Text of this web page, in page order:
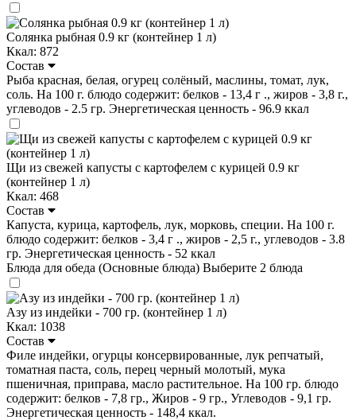
Солянка рыбная 0.9 кг (контейнер 1 л)
Ккал: 872
Состав
Рыба красная, белая, огурец солёный, маслины, томат, лук,
соль. На 100 г. блюдо содержит: белков - 13,4 г ., жиров - 3,8 г.,
углеводов - 2.5 гр. Энергетическая ценность - 96.9 ккал
Щи из свежей капусты с картофелем с курицей 0.9 кг
(контейнер 1 л)
Ккал: 468
Состав
Капуста, курица, картофель, лук, морковь, специи. На 100 г.
блюдо содержит: белков - 3,4 г ., жиров - 2,5 г., углеводов - 3.8
гр. Энергетическая ценность - 52 ккал
Блюда для обеда (Основные блюда) Выберите 2 блюда
Азу из индейки - 700 гр. (контейнер 1 л)
Ккал: 1038
Состав
Филе индейки, огурцы консервированные, лук репчатый,
томатная паста, соль, перец черный молотый, мука
пшеничная, приправа, масло растительное. На 100 гр. блюдо
содержит: белков - 7,8 гр., Жиров - 9 гр., Углеводов - 9,1 гр.
Энергетическая ценность - 148,4 ккал.